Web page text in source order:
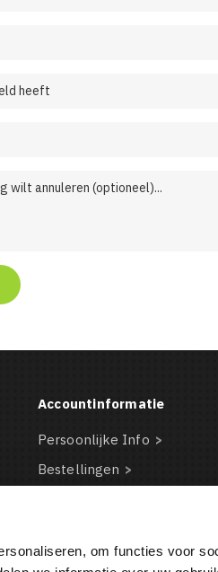
om functies voor
Accountinformatie
Persoonlijke Info
Bestellingen
Waardebonnen